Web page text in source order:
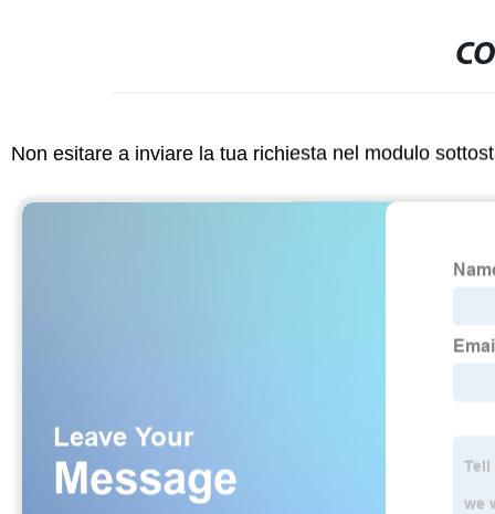
Non esitare a inviare la tua richiesta nel modulo